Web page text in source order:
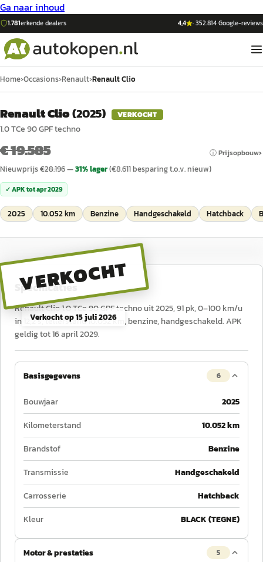
Ga naar inhoud
1.781erkende dealers 4,4 ·352.814Google-reviews
Home›Occasions›Renault›Renault Clio
Renault Clio(2025) VERKOCHT
1.0 TCe 90 GPF techno
€ 19.585 ⓘ Prijsopbouw
Nieuwprijs€28.196—31% lager(€8.611besparing t.o.v. nieuw)
✓ APK totapr 2029
2025 10.052 km Benzine Handgeschakeld Hatchback
VERKOCHT
Verkocht op15 juli 2026
Specificaties
Renault Clio 1.0 TCe 90 GPF techno uit 2025, 91 pk, 0–100 km/u
in 12,2 s, tellerstand 10.052 km, benzine, handgeschakeld. APK
geldig tot 16 april 2029.
Basisgegevens 6
Bouwjaar
2025
Kilometerstand
10.052 km
Brandstof
Benzine
Transmissie
Handgeschakeld
Carrosserie
Hatchback
Kleur
BLACK (TEGNE)
Motor & prestaties 5